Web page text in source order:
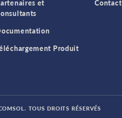
et
Produit
Contact
TOUS DROITS RÉSERVÉS